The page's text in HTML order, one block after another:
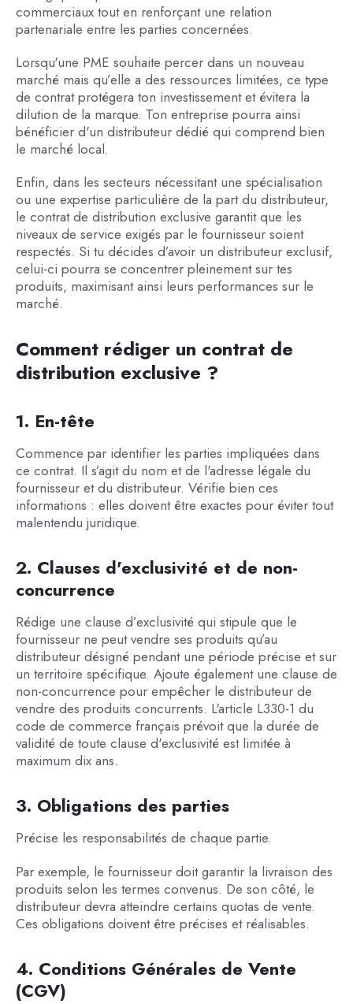
commerciaux tout en renforçant une relation
partenariale entre les parties concernées.
Lorsqu'une PME souhaite percer dans un nouveau
marché mais qu’elle a des ressources limitées, ce type
de contrat protégera ton investissement et évitera la
dilution de la marque. Ton entreprise pourra ainsi
bénéficier d'un distributeur dédié qui comprend bien
le marché local.
Enfin, dans les secteurs nécessitant une spécialisation
ou une expertise particulière de la part du distributeur,
le contrat de distribution exclusive garantit que les
niveaux de service exigés par le fournisseur soient
respectés. Si tu décides d’avoir un distributeur exclusif,
celui-ci pourra se concentrer pleinement sur tes
produits, maximisant ainsi leurs performances sur le
marché.
Comment rédiger un contrat de
distribution exclusive ?
1. En-tête
Commence par identifier les parties impliquées dans
ce contrat. Il s’agit du nom et de l'adresse légale du
fournisseur et du distributeur. Vérifie bien ces
informations : elles doivent être exactes pour éviter tout
malentendu juridique.
2. Clauses d'exclusivité et de non-
concurrence
Rédige une clause d’exclusivité qui stipule que le
fournisseur ne peut vendre ses produits qu’au
distributeur désigné pendant une période précise et sur
un territoire spécifique. Ajoute également une clause de
non-concurrence pour empêcher le distributeur de
vendre des produits concurrents. L'article L330-1 du
code de commerce français prévoit que la durée de
validité de toute clause d'exclusivité est limitée à
maximum dix ans.
3. Obligations des parties
Précise les responsabilités de chaque partie.
Par exemple, le fournisseur doit garantir la livraison des
produits selon les termes convenus. De son côté, le
distributeur devra atteindre certains quotas de vente.
Ces obligations doivent être précises et réalisables.
4. Conditions Générales de Vente
(CGV)